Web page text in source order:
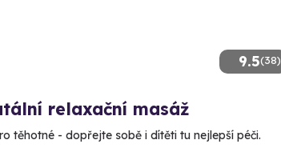
9.5(38)
relaxační masáž
těhotné - dopřejte sobě i dítěti tu nejlepší péči.